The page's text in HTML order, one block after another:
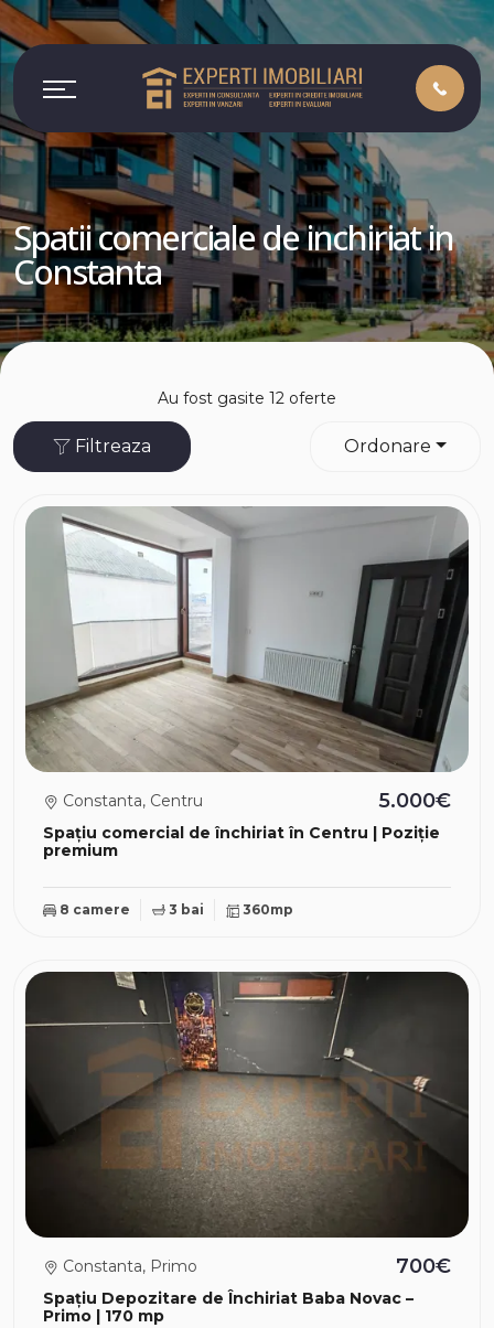
Spatii comerciale de inchiriat in
Constanta
Au fost gasite 12 oferte
Ordonare
Filtreaza
Spațiu comercial de închiriat în Centru | Poziție
premium
Constanta, Centru 5.000€
8 camere 3 bai 360mp
Spațiu Depozitare de Închiriat Baba Novac –
Primo | 170 mp
Constanta, Primo 700€